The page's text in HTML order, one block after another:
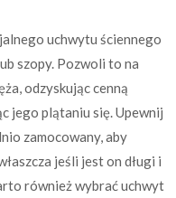
uchwytu ściennego
szopy. Pozwoli to na
odzyskując cenną
jego plątaniu się. Upewnij
zamocowany, aby
jeśli jest on długi i
również wybrać uchwyt